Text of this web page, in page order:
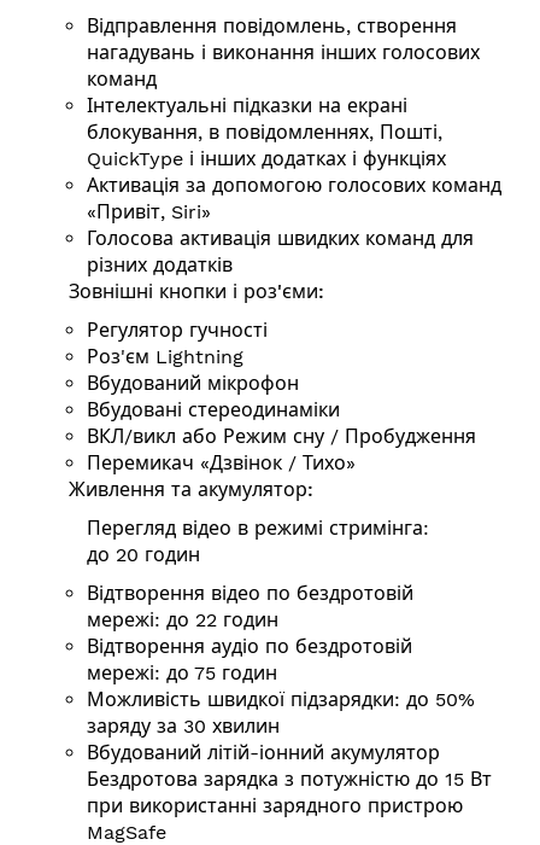
Відправлення повідомлень, створення
нагадувань і виконання інших голосових
команд
Інтелектуальні підказки на екрані
блокування, в повідомленнях, Пошті,
QuickType і інших додатках і функціях
Активація за допомогою голосових команд
«Привіт, Siri»
Голосова активація швидких команд для
різних додатків
Зовнішні кнопки і роз'єми:
Регулятор гучності
Роз'єм Lightning
Вбудований мікрофон
Вбудовані стереодинаміки
ВКЛ/викл або Режим сну / Пробудження
Перемикач «Дзвінок / Тихо»
Живлення та акумулятор:
Перегляд відео в режимі стримінга:
до 20 годин
Відтворення відео по бездротовій
мережі: до 22 годин
Відтворення аудіо по бездротовій
мережі: до 75 годин
Можливість швидкої підзарядки: до 50%
заряду за 30 хвилин
Вбудований літій-іонний акумулятор
Бездротова зарядка з потужністю до 15 Вт
при використанні зарядного пристрою
MagSafe